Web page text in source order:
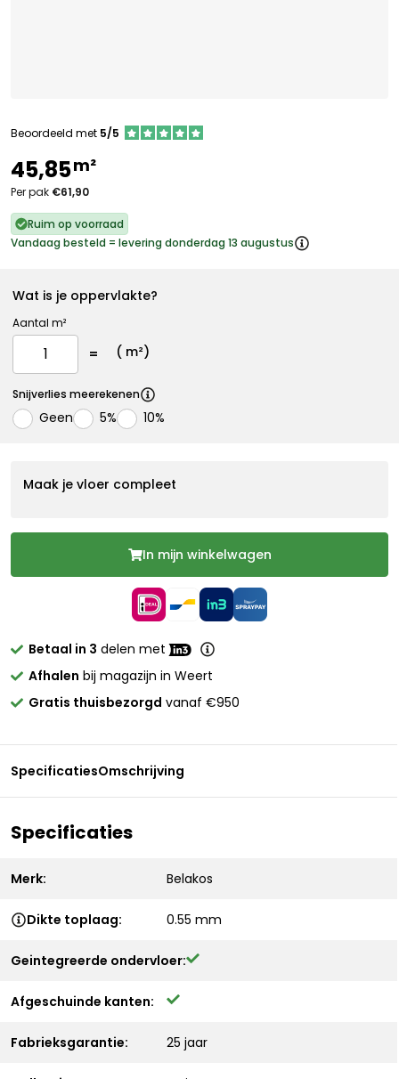
Beoordeeld met 5/5
45,85m²
Per pak €61,90
Ruim op voorraad
Vandaag besteld = levering donderdag 13 augustus
Wat is je oppervlakte?
Aantal m²
( m²)
Snijverlies meerekenen
Geen 5% 10%
Maak je vloer compleet
In mijn winkelwagen
Betaal in 3 delen met
Afhalen bij magazijn in Weert
Gratis thuisbezorgd vanaf €950
SpecificatiesOmschrijving
Specificaties
Merk: Belakos
Dikte toplaag: 0.55 mm
Geintegreerde ondervloer:
Afgeschuinde kanten:
Fabrieksgarantie: 25 jaar